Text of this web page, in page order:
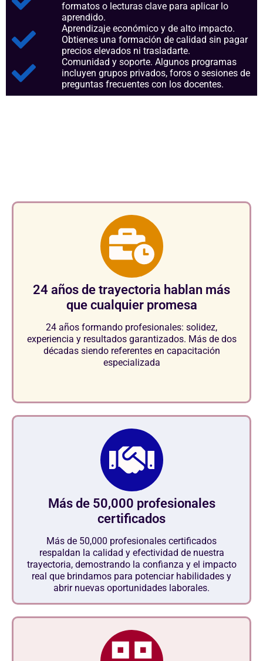
formatos o lecturas clave para aplicar lo
aprendido.
Aprendizaje económico y de alto impacto.
Obtienes una formación de calidad sin pagar
precios elevados ni trasladarte.
Comunidad y soporte. Algunos programas
incluyen grupos privados, foros o sesiones de
preguntas frecuentes con los docentes.
24 años de trayectoria hablan más
que cualquier promesa
24 años formando profesionales: solidez,
experiencia y resultados garantizados. Más de dos
décadas siendo referentes en capacitación
especializada
Más de 50,000 profesionales
certificados
Más de 50,000 profesionales certificados
respaldan la calidad y efectividad de nuestra
trayectoria, demostrando la confianza y el impacto
real que brindamos para potenciar habilidades y
abrir nuevas oportunidades laborales.